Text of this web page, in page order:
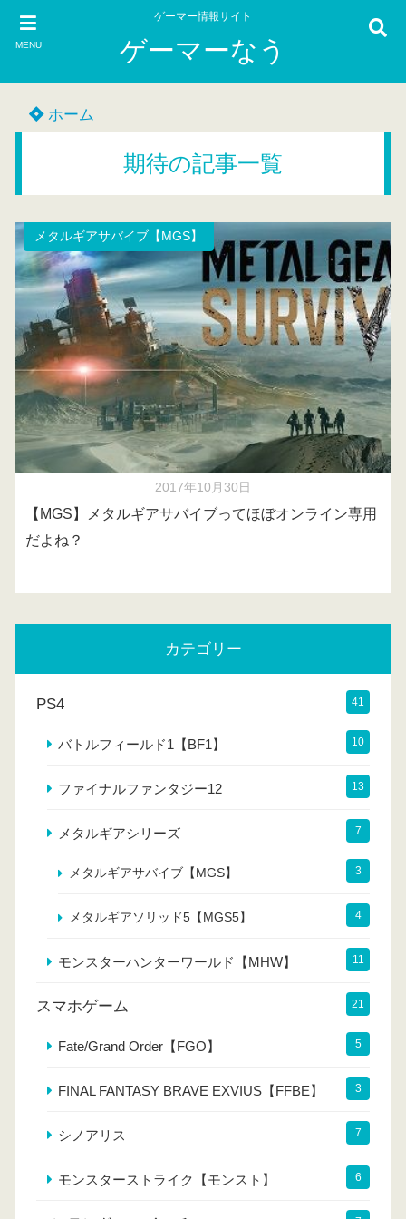
MENU
ゲーマー情報サイト
ゲーマーなう
ホーム
期待の記事一覧
メタルギアサバイブ【MGS】
2017年10月30日
【MGS】メタルギアサバイブってほぼオンライン専用
だよね？
カテゴリー
PS4 41
バトルフィールド1【BF1】 10
ファイナルファンタジー12 13
メタルギアシリーズ 7
メタルギアサバイブ【MGS】 3
メタルギアソリッド5【MGS5】 4
モンスターハンターワールド【MHW】 11
スマホゲーム 21
Fate/Grand Order【FGO】 5
FINAL FANTASY BRAVE EXVIUS【FFBE】 3
シノアリス 7
モンスターストライク【モンスト】 6